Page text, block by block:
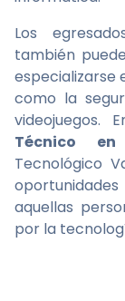
Los
también
especializarse
como la
videojuegos.
Técnico en
Tecnológico
aquellas
por la